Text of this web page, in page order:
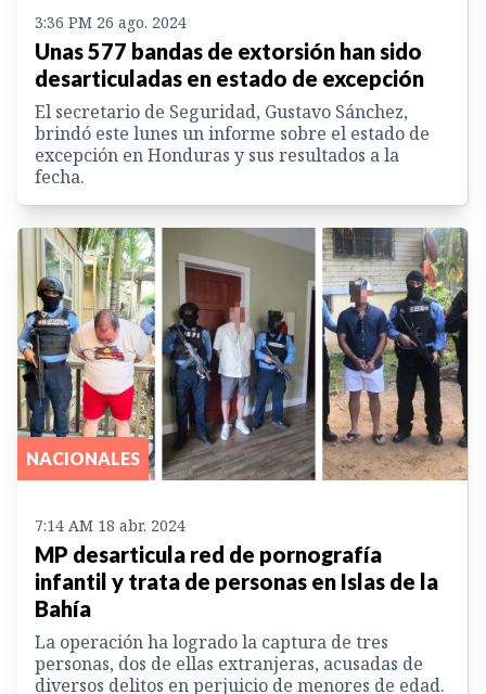
3:36 PM 26 ago. 2024
Unas 577 bandas de extorsión han sido
desarticuladas en estado de excepción
El secretario de Seguridad, Gustavo Sánchez,
brindó este lunes un informe sobre el estado de
excepción en Honduras y sus resultados a la
fecha.
NACIONALES
7:14 AM 18 abr. 2024
MP desarticula red de pornografía
infantil y trata de personas en Islas de la
Bahía
La operación ha logrado la captura de tres
personas, dos de ellas extranjeras, acusadas de
diversos delitos en perjuicio de menores de edad.